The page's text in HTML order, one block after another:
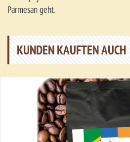
Parmesan geht.
KUNDEN KAUFTEN AUCH